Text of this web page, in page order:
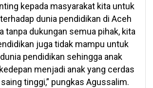
kepada masyarakat kita untuk
dunia pendidikan di Aceh
tanpa dukungan semua pihak, kita
juga tidak mampu untuk
pendidikan sehingga anak
menjadi anak yang cerdas
tinggi,” pungkas Agussalim.